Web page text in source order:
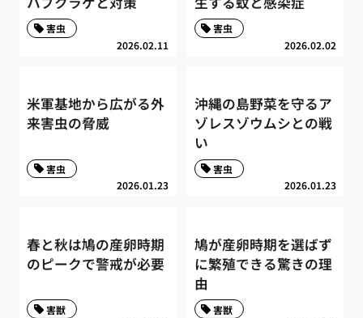
2026.02.11
害虫
2026.02.02
害虫
米軍基地から広がる外
来害虫の脅威
2026.01.23
害虫
沖縄の島野菜を守るア
ゾレスゾウムシとの戦
い
2026.01.23
害虫
春と秋は鳩の産卵時期
のピークで警戒が必要
害獣
鳩が産卵時期を選ばず
に繁殖できる驚きの理
由
害獣